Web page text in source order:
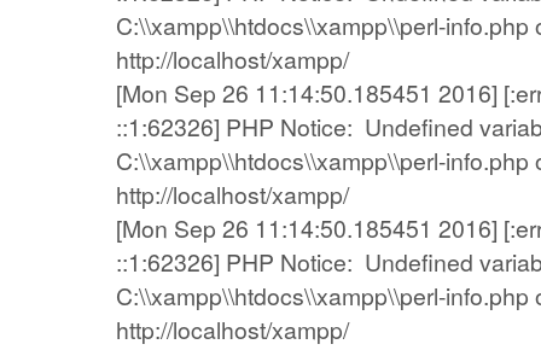
C:\\xampp\\htdocs\\xampp\\perl-info.php
http://localhost/xampp/
[Mon Sep 26 11:14:50.185451 2016]
::1:62326] PHP Notice: Undefined
C:\\xampp\\htdocs\\xampp\\perl-info.php
http://localhost/xampp/
[Mon Sep 26 11:14:50.185451 2016]
::1:62326] PHP Notice: Undefined
C:\\xampp\\htdocs\\xampp\\perl-info.php
http://localhost/xampp/